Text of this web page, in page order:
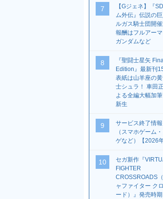
7
【Gジェネ】『
ム外伝』伝説の
ルガス騎士団開催
報酬はフルアー
ガンダムなど
8
『聖闘士星矢
Edition』最新刊15
表紙は山羊座の
士シュラ！ 車田
よる全編大幅加
新生
9
サービス終了情
（スマホゲーム
ゲなど）【2026
10
セガ新作『
FIGHTER
CROSSROADS
ャファイター ク
ード）』発売時